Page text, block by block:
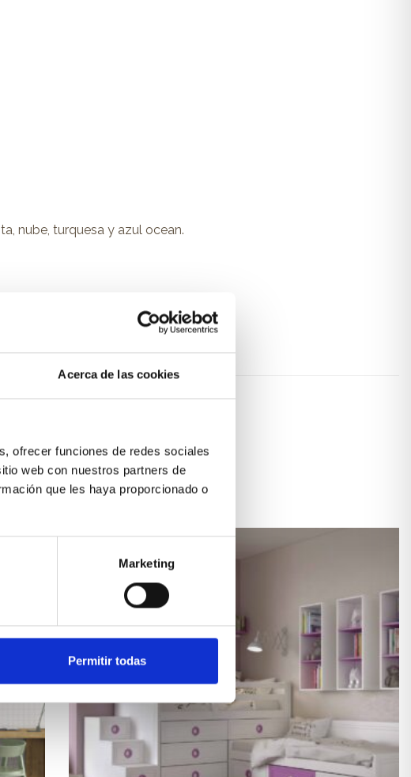
Acerca de las cookies
ofrecer funciones de redes sociales
web con nuestros partners de
que les haya proporcionado o
Marketing
Permitir todas
nube, turquesa y azul ocean.
hacer un espacio de juegos.